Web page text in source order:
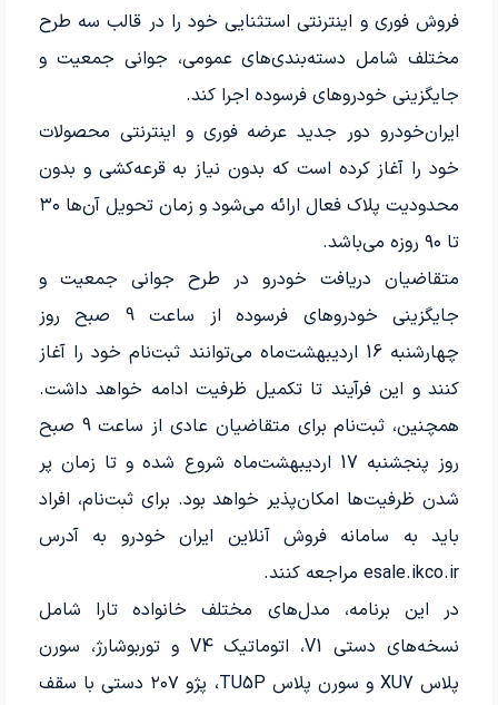
فروش فوری و اینترنتی استثنایی خود را در قالب سه طرح
مختلف شامل دسته‌بندی‌های عمومی، جوانی جمعیت و
جایگزینی خودروهای فرسوده اجرا کند.
ایران‌خودرو دور جدید عرضه فوری و اینترنتی محصولات
خود را آغاز کرده است که بدون نیاز به قرعه‌کشی و بدون
محدودیت پلاک فعال ارائه می‌شود و زمان تحویل آن‌ها ۳۰
تا ۹۰ روزه می‌باشد.
متقاضیان دریافت خودرو در طرح جوانی جمعیت و
جایگزینی خودروهای فرسوده از ساعت 9 صبح روز
چهارشنبه 16 اردیبهشت‌ماه می‌توانند ثبت‌نام خود را آغاز
کنند و این فرآیند تا تکمیل ظرفیت ادامه خواهد داشت.
همچنین، ثبت‌نام برای متقاضیان عادی از ساعت 9 صبح
روز پنجشنبه 17 اردیبهشت‌ماه شروع شده و تا زمان پر
شدن ظرفیت‌ها امکان‌پذیر خواهد بود. برای ثبت‌نام، افراد
باید به سامانه فروش آنلاین ایران خودرو به آدرس
esale.ikco.ir مراجعه کنند.
در این برنامه، مدل‌های مختلف خانواده تارا شامل
نسخه‌های دستی V1، اتوماتیک V4 و توربوشارژ، سورن
پلاس XU7 و سورن پلاس TU5P، پژو ۲۰۷ دستی با سقف